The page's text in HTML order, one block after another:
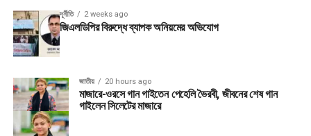
দূর্নীতি 2 weeks ago
জিএলডিপির বিরুদ্ধে ব্যাপক অনিয়মের অভিযোগ
জাতীয় 20 hours ago
মাজারে-ওরসে গান গাইতেন পেহেলি ভৈরবী, জীবনের শেষ গান
গাইলেন সিলেটের মাজারে